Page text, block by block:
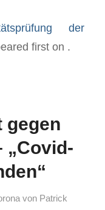
der
first on .
gegen
„Covid-
von Patrick